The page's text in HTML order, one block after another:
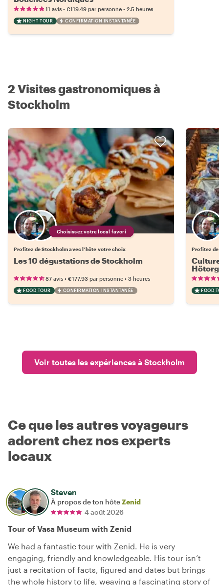
11 avis • €119.49 par personne • 2.5 heures
NIGHT TOUR CONFIRMATION INSTANTANÉE
2 Visites gastronomiques à
Stockholm
Choisissez votre local favori
Profitez de Stockholm avec l'hôte votre choix
Les 10 dégustations de Stockholm
87 avis • €177.93 par personne • 3 heures
FOOD TOUR CONFIRMATION INSTANTANÉE
Profitez
FOOD
Voir toutes les expériences à Stockholm
Ce que les autres voyageurs
adorent chez nos experts
locaux
Steven
À propos de ton hôteZenid
4 août 2026
Tour of Vasa Museum with Zenid
We had a fantastic tour with Zenid. He is very
engaging, friendly and knowledgeable. His tour isn’t
just a recitation of facts, figured and dates but brings
the whole history to life, weaving a fascinating story of